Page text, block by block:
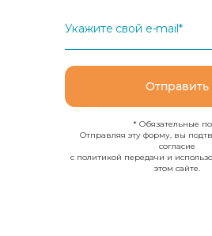
Укажите свой e-mail*
Отправить
* Обязательные
Отправляя эту форму, вы
согласие
с политикой передачи и
этом сайте.